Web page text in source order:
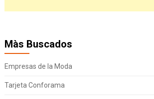
Màs Buscados
Empresas de la Moda
Tarjeta Conforama